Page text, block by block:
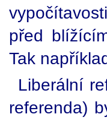
před
Tak
Liberální
referenda)